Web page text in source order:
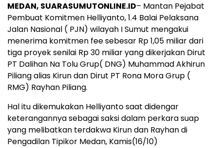
MEDAN, SUARASUMUTONLINE.ID– Mantan Pejabat
Pembuat Komitmen Helliyanto, 1.4 Balai Pelaksana
Jalan Nasional ( PJN) wilayah I Sumut mengakui
menerima komitmen fee sebesar Rp 1,05 miliar dari
tiga proyek senilai Rp 30 miliar yang dikerjakan Dirut
PT Dalihan Na Tolu Grup( DNG) Muhammad Akhirun
Piliang alias Kirun dan Dirut PT Rona Mora Grup (
RMG) Rayhan Piliang.
Hal itu dikemukakan Helliyanto saat didengar
keterangannya sebagai saksi dalam perkara suap
yang melibatkan terdakwa Kirun dan Rayhan di
Pengadilan Tipikor Medan, Kamis(16/10)